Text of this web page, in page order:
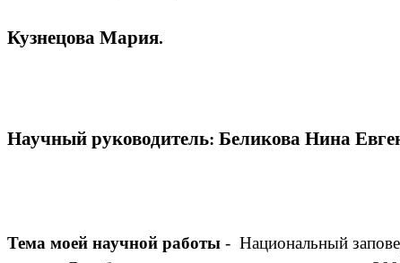
Кузнецова Мария.
Научный руководитель: Беликова Нина
Тема моей научной работы - Национальный